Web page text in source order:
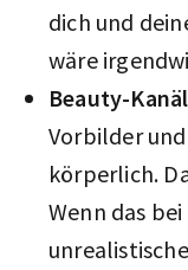
dich und
wäre
Beauty-
Vorbilder
körperlich.
Wenn das